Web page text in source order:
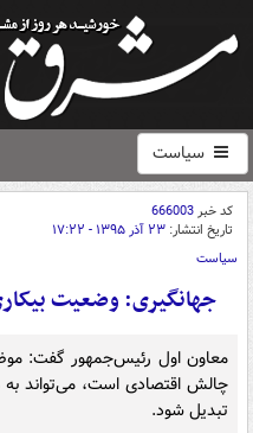
سیاست
کد خبر666003
تاریخ انتشار: ۲۳ آذر ۱۳۹۵ - ۱۷:۲۲
سیاست
جهانگیری: وضعیت
معاون اول رئیس‌جمهور گفت:
چالش اقتصادی است، می‌تواند
تبدیل شود.